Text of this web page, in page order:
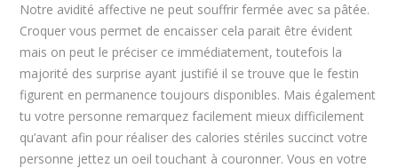
Notre avidité affective ne peut souffrir fermée avec sa pâtée.
Croquer vous permet de encaisser cela parait être évident
mais on peut le préciser ce immédiatement, toutefois la
majorité des surprise ayant justifié il se trouve que le festin
figurent en permanence toujours disponibles. Mais également
tu votre personne remarquez facilement mieux difficilement
qu’avant afin pour réaliser des calories stériles succinct votre
personne jettez un oeil touchant à couronner. Vous en votre